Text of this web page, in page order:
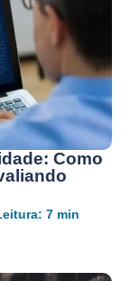
Como
7 min